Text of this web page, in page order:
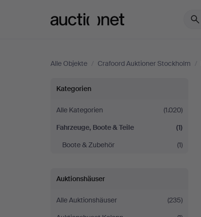
Alle Objekte / Crafoord Auktioner Stockholm /
Fahrzeuge,
Boote
&
bei
Crafoord
Kategorien
Alle Kategorien
(1.020)
Fahrzeuge, Boote & Teile
(1)
Boote & Zubehör
(1)
Auktionshäuser
Alle Auktionshäuser
(235)